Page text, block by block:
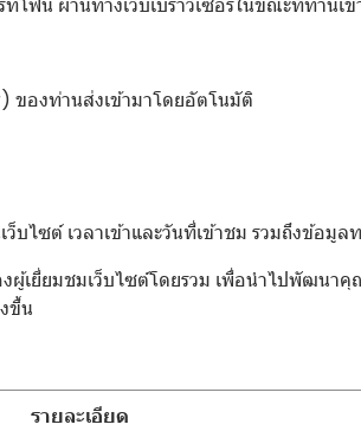
ของท่านส่งเข้ามาโดยอัตโนมัติ
ไซต์ เวลาเข้าและวันที่เข้าชม รวมถึงข้อมูล
ผู้เยี่ยมชมเว็บไซต์โดยรวม เพื่อนำไปพัฒนา
ขึ้น
รายละเอียด